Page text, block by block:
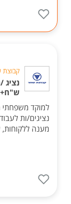
קבוצת
למוקד משפחתי
נציגים/ות
מענה